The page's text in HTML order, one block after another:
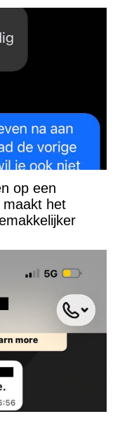
op een
het